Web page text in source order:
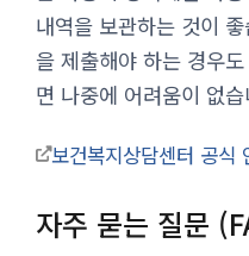
내역을 보관하는 것이
을 제출해야 하는 경우
면 나중에 어려움이 없
보건복지상담센터 공식
자주 묻는 질문